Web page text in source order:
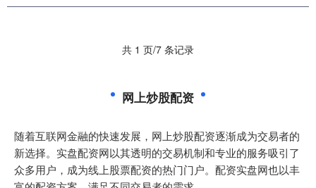
共 1 页/7 条记录
网上炒股配资
随着互联网金融的快速发展，网上炒股配资逐渐成为交易者的
新选择。实盘配资网以其透明的交易机制和专业的服务吸引了
众多用户，成为线上股票配资的热门门户。配资实盘网也以丰